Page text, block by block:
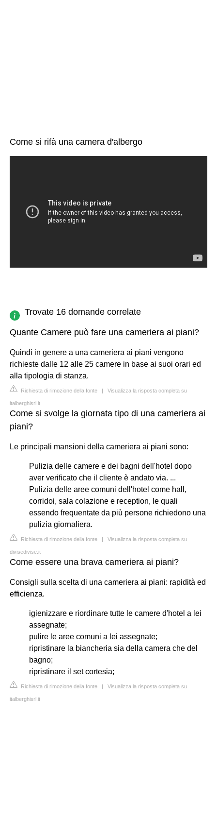
Come si rifà una camera d'albergo
Trovate 16 domande correlate
Quante Camere può fare una cameriera ai piani?
Quindi in genere a una cameriera ai piani vengono
richieste dalle 12 alle 25 camere in base ai suoi orari ed
alla tipologia di stanza.
Richiesta di rimozione della fonte | Visualizza la risposta completa su
italberghisrl.it
Come si svolge la giornata tipo di una cameriera ai
piani?
Le principali mansioni della cameriera ai piani sono:
Pulizia delle camere e dei bagni dell'hotel dopo
aver verificato che il cliente è andato via. ...
Pulizia delle aree comuni dell'hotel come hall,
corridoi, sala colazione e reception, le quali
essendo frequentate da più persone richiedono una
pulizia giornaliera.
Richiesta di rimozione della fonte | Visualizza la risposta completa su
divisedivise.it
Come essere una brava cameriera ai piani?
Consigli sulla scelta di una cameriera ai piani: rapidità ed
efficienza.
igienizzare e riordinare tutte le camere d'hotel a lei
assegnate;
pulire le aree comuni a lei assegnate;
ripristinare la biancheria sia della camera che del
bagno;
ripristinare il set cortesia;
Richiesta di rimozione della fonte | Visualizza la risposta completa su
italberghisrl.it